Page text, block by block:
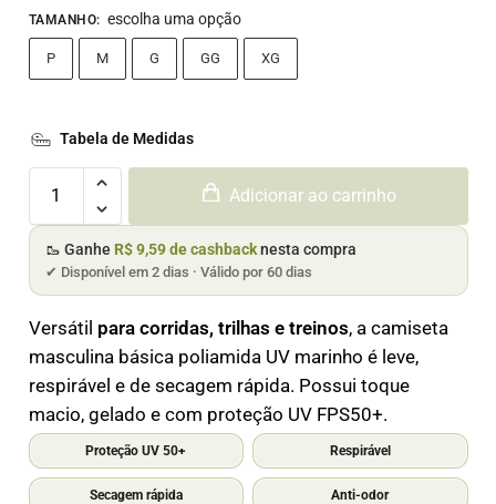
TAMANHO: escolha uma opção
P M G GG XG
Tabela de Medidas
Adicionar ao carrinho
🥾 Ganhe R$ 9,59 de cashbacknesta compra
✔ Disponível em 2 dias · Válido por 60 dias
Versátil para corridas, trilhas e treinos, a camiseta
masculina básica poliamida UV marinho é leve,
respirável e de secagem rápida. Possui toque
macio, gelado e com proteção UV FPS50+.
Proteção UV 50+ Respirável
Secagem rápida Anti-odor